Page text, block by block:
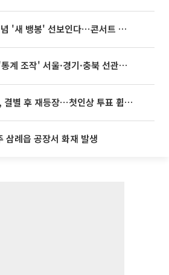
빅뱅, 20주년 기념 '새 뱅봉' 선보인다⋯콘서트 앞두고 팝업 개최
작' 서울·경기·충북 선관위 등 추가 압수수색
‘나솔사계’ 국화, 결별 후 재등장⋯첫인상 투표 휩쓸고 ‘인기녀’ 등극
삼례읍 공장서 화재 발생